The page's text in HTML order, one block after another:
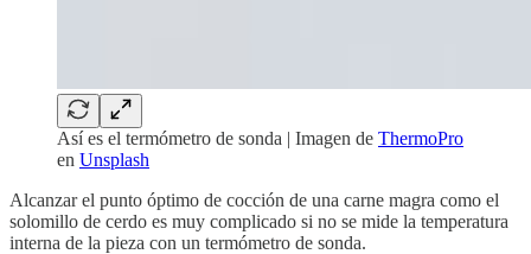
Así es el termómetro de sonda | Imagen de ThermoPro
en Unsplash
Alcanzar el punto óptimo de cocción de una carne magra como el
solomillo de cerdo es muy complicado si no se mide la temperatura
interna de la pieza con un termómetro de sonda.